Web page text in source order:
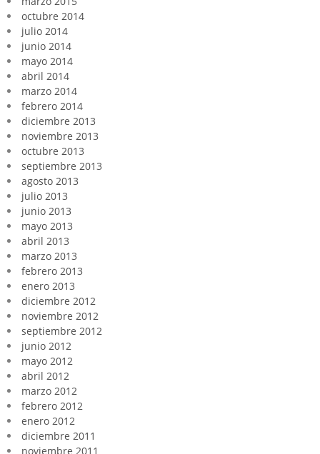
octubre 2014
julio 2014
junio 2014
mayo 2014
abril 2014
marzo 2014
febrero 2014
diciembre 2013
noviembre 2013
octubre 2013
septiembre 2013
agosto 2013
julio 2013
junio 2013
mayo 2013
abril 2013
marzo 2013
febrero 2013
enero 2013
diciembre 2012
noviembre 2012
septiembre 2012
junio 2012
mayo 2012
abril 2012
marzo 2012
febrero 2012
enero 2012
diciembre 2011
noviembre 2011